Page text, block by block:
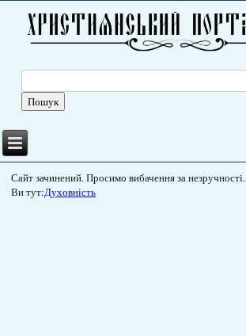
Сайт зачинений. Просимо вибачення за незручності.
Ви тут:Духовність